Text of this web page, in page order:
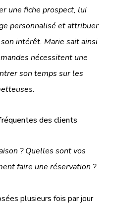
une fiche prospect, lui
personnalisé et attribuer
intérêt. Marie sait ainsi
nécessitent une
son temps sur les
des clients
? Quelles sont vos
faire une réservation ?
plusieurs fois par jour